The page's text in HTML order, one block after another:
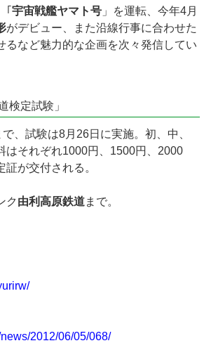
｢ 宇宙戦艦ヤマト号 」を運転、今年4月
がデビュー、また沿線行事に合わせた
るなど魅力的な企画を次々発信してい
検定試験」
、試験は8月26日に実施。初、中、
はそれぞれ1000円、1500円、2000
が交付される。
ク 由利高原鉄道まで。
2012/06/05/068/